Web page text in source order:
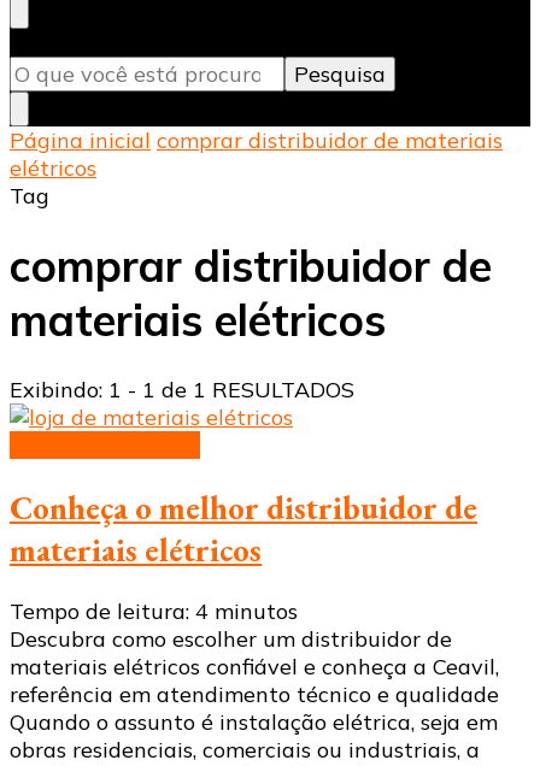
algo?
Página inicial comprar distribuidor de materiais
elétricos
Tag
comprar distribuidor de
materiais elétricos
Exibindo: 1 - 1 de 1 RESULTADOS
Conheça o melhor distribuidor de
materiais elétricos
Tempo de leitura: 4 minutos
Descubra como escolher um distribuidor de
materiais elétricos confiável e conheça a Ceavil,
referência em atendimento técnico e qualidade
Quando o assunto é instalação elétrica, seja em
obras residenciais, comerciais ou industriais, a